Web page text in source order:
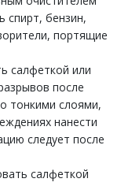
спирт, бензин,
портящие
салфеткой или
после
тонкими слоями,
нанести
следует после
салфеткой